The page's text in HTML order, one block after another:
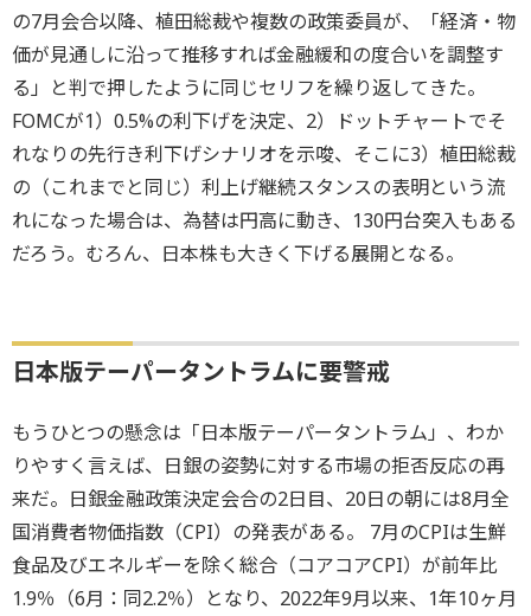
の7月会合以降、植田総裁や複数の政策委員が、「経済・ 物
価が見通しに沿って推移すれば金融緩和の度合いを調整す
る」 と判で押したように同じセリフを繰り返してきた。
FOMCが1）0.5%の利下げを決定、2）
ドットチャートでそ
れなりの先行き利下げシナリオを示唆、 そこに3）植田総裁
の（これまでと同じ） 利上げ継続スタンスの表明という流
れになった場合は、 為替は円高に動き、130円台突入もある
だろう。むろん、 日本株も大きく下げる展開となる。
日本版テーパータントラムに要警戒
もうひとつの懸念は「日本版テーパータントラム」、 わか
りやすく言えば、 日銀の姿勢に対する市場の拒否反応の再
来だ。 日銀金融政策決定会合の2日目、 20日の朝には8月全
国消費者物価指数（CPI）の発表がある。 7月のCPIは生鮮
食品及びエネルギーを除く総合（コアコアCPI）が前年比
1.9％（6月：同2.2％）となり、 2022年9月以来、1年10ヶ月